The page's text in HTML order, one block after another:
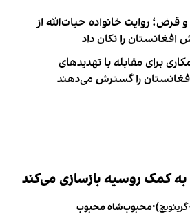
قرض؛ روایت خانواده حیات‌الله از
افغانستان را تکان داد
برای مقابله با تهدیدهای
را گسترش می‌دهند
به کمک روسیه بازسازی می‌کند
•محبوب‌شاه محبوب